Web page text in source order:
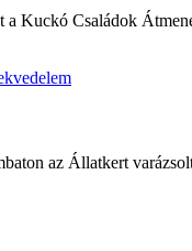
a Kuckó Családok
az Állatkert